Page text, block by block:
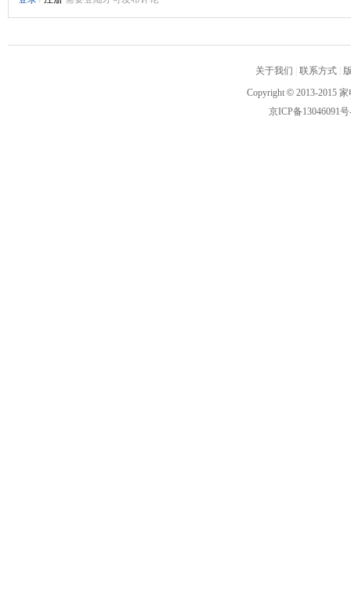
关于我们 联系方式
Copyright © 2013-2015
京ICP备13046091号